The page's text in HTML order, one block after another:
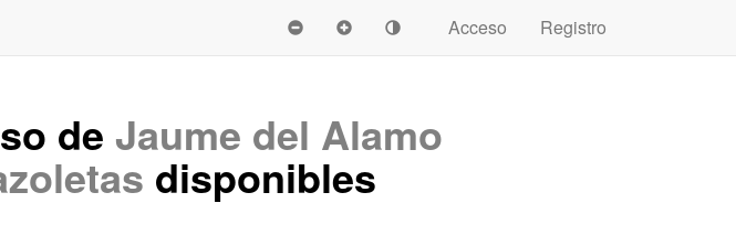
Acceso
Registro
de Jaume del Alamo
disponibles